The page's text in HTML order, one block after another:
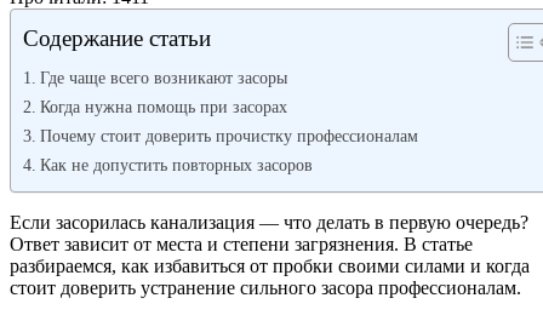
Содержание статьи
Где чаще всего возникают засоры
Когда нужна помощь при засорах
Почему стоит доверить прочистку профессионалам
Как не допустить повторных засоров
Если засорилась канализация — что делать в первую очередь?
Ответ зависит от места и степени загрязнения. В статье
разбираемся, как избавиться от пробки своими силами и когда
стоит доверить устранение сильного засора профессионалам.